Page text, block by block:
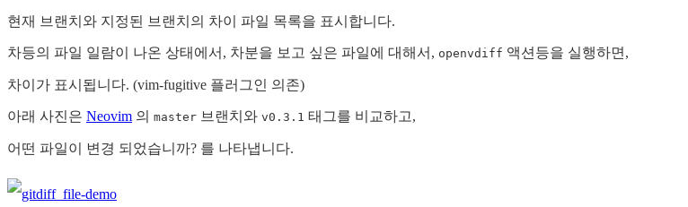
현재 브랜치와 지정된 브랜치의 차이 파일 목록을 표시합니다.
차등의 파일 일람이 나온 상태에서, 차분을 보고 싶은 파일에 대해서, openvdiff 액션등을 실행하면,
차이가 표시됩니다. (vim-fugitive 플러그인 의존)
아래 사진은 Neovim 의 master 브랜치와 v0.3.1 태그를 비교하고,
어떤 파일이 변경 되었습니까? 를 나타냅니다.